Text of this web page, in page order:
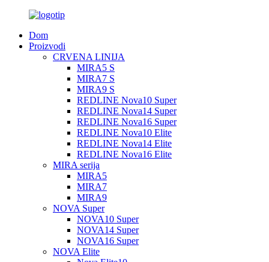
Dom
Proizvodi
CRVENA LINIJA
MIRA5 S
MIRA7 S
MIRA9 S
REDLINE Nova10 Super
REDLINE Nova14 Super
REDLINE Nova16 Super
REDLINE Nova10 Elite
REDLINE Nova14 Elite
REDLINE Nova16 Elite
MIRA serija
MIRA5
MIRA7
MIRA9
NOVA Super
NOVA10 Super
NOVA14 Super
NOVA16 Super
NOVA Elite